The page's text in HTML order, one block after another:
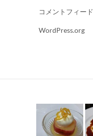
コメントフィード
WordPress.org